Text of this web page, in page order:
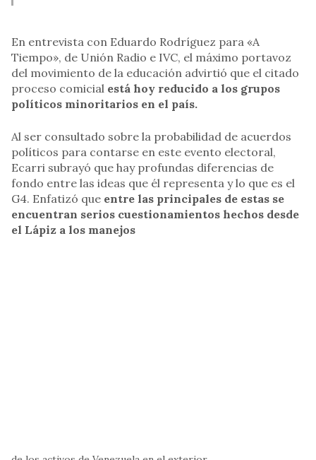
En entrevista con Eduardo Rodríguez para «A
Tiempo», de Unión Radio e IVC, el máximo portavoz
del movimiento de la educación advirtió que el citado
proceso comicial está hoy reducido a los grupos
políticos minoritarios en el país.
Al ser consultado sobre la probabilidad de acuerdos
políticos para contarse en este evento electoral,
Ecarri subrayó que hay profundas diferencias de
fondo entre las ideas que él representa y lo que es el
G4. Enfatizó que entre las principales de estas se
encuentran serios cuestionamientos hechos desde
el Lápiz a los manejos